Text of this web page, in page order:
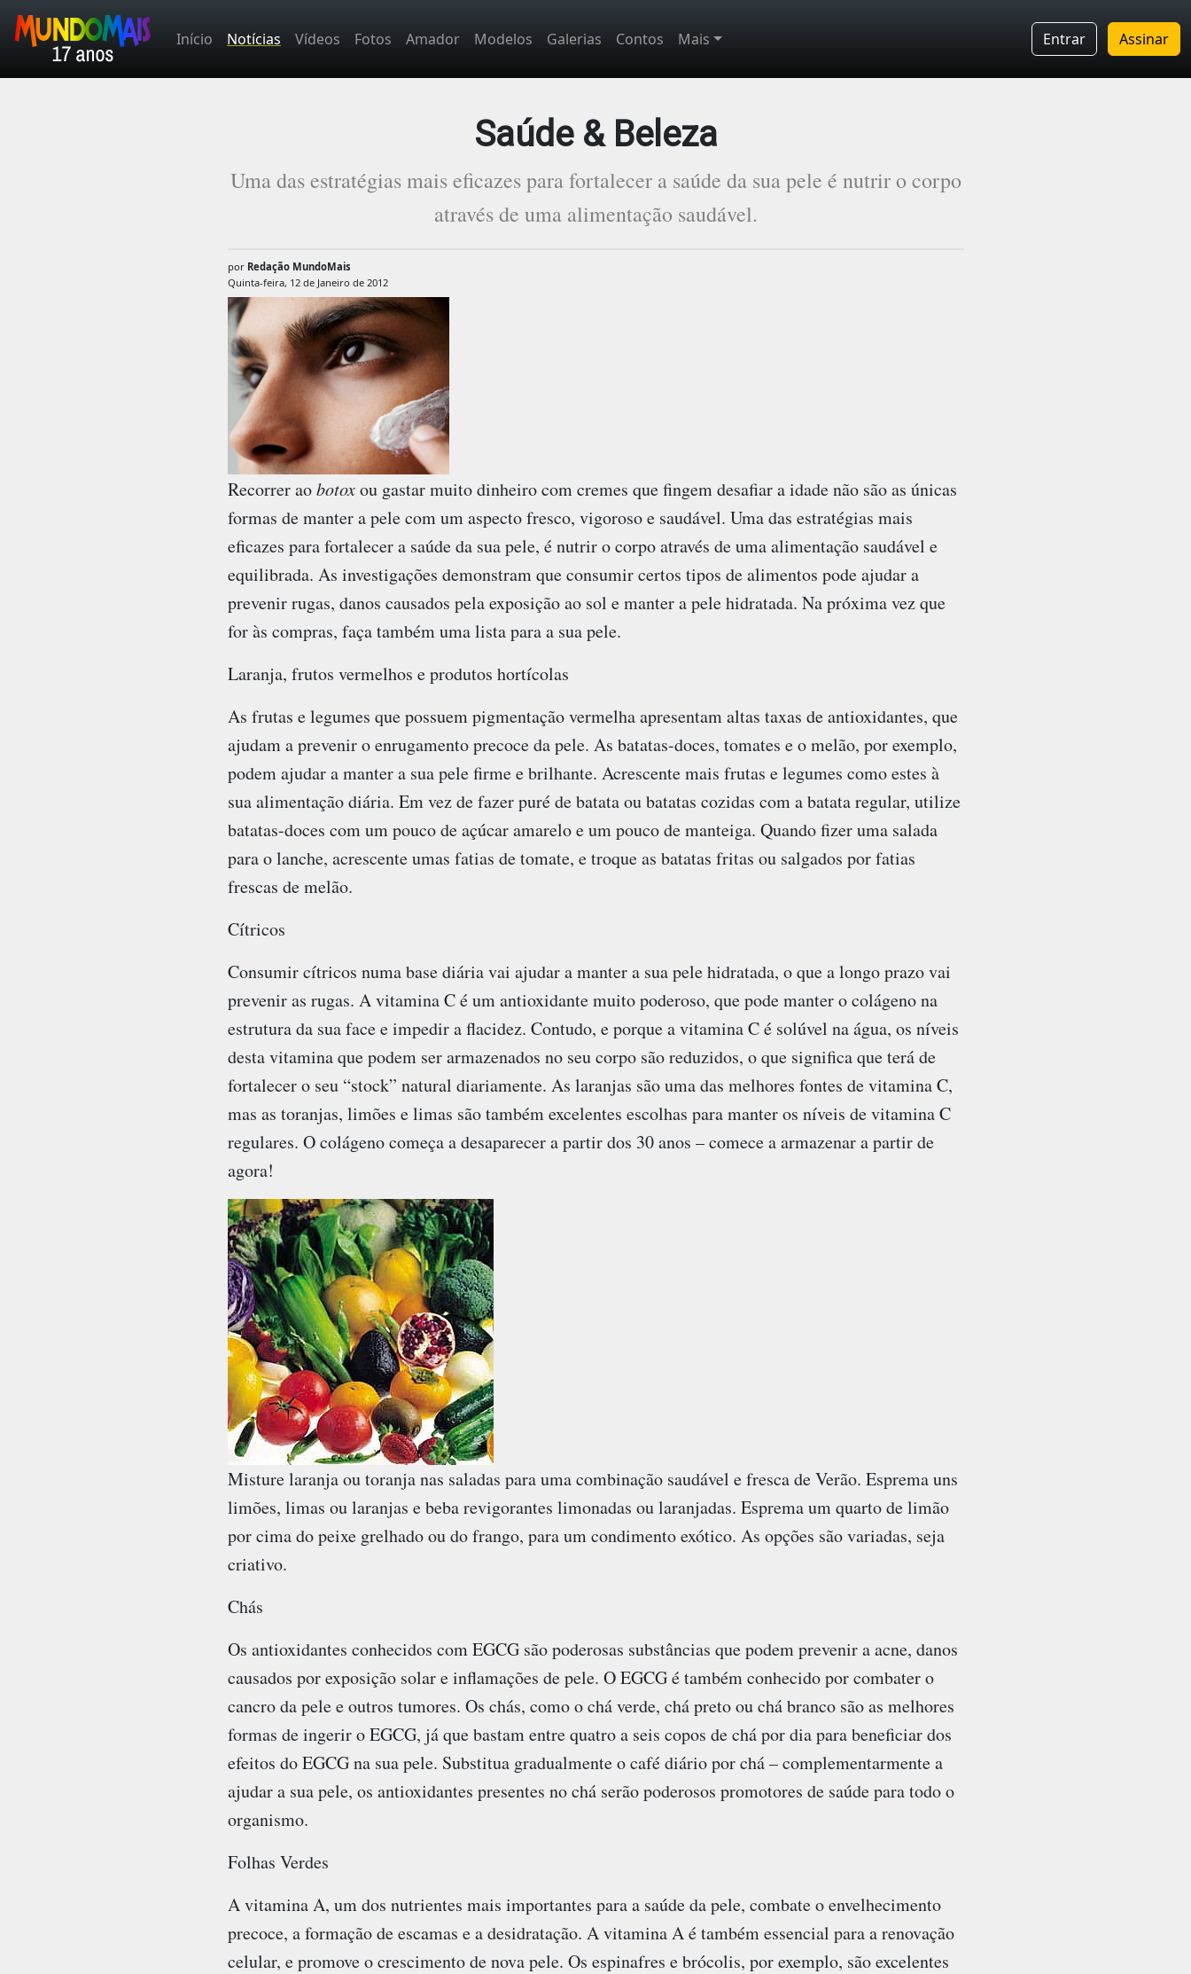
Início Notícias Vídeos Fotos Amador Modelos Galerias Contos Mais Entrar Assinar
Saúde & Beleza
Uma das estratégias mais eficazes para fortalecer a saúde da sua pele é nutrir o corpo
através de uma alimentação saudável.
por Redação MundoMais
Quinta-feira, 12 de Janeiro de 2012
Recorrer aobotoxou gastar muito dinheiro com cremes que fingem desafiar a idade não são as únicas
formas de manter a pele com um aspecto fresco, vigoroso e saudável. Uma das estratégias mais
eficazes para fortalecer a saúde da sua pele, é nutrir o corpo através de uma alimentação saudável e
equilibrada. As investigações demonstram que consumir certos tipos de alimentos pode ajudar a
prevenir rugas, danos causados pela exposição ao sol e manter a pele hidratada. Na próxima vez que
for às compras, faça também uma lista para a sua pele.
Laranja, frutos vermelhos e produtos hortícolas
As frutas e legumes que possuem pigmentação vermelha apresentam altas taxas de antioxidantes, que
ajudam a prevenir o enrugamento precoce da pele. As batatas-doces, tomates e o melão, por exemplo,
podem ajudar a manter a sua pele firme e brilhante. Acrescente mais frutas e legumes como estes à
sua alimentação diária. Em vez de fazer puré de batata ou batatas cozidas com a batata regular, utilize
batatas-doces com um pouco de açúcar amarelo e um pouco de manteiga. Quando fizer uma salada
para o lanche, acrescente umas fatias de tomate, e troque as batatas fritas ou salgados por fatias
frescas de melão.
Cítricos
Consumir cítricos numa base diária vai ajudar a manter a sua pele hidratada, o que a longo prazo vai
prevenir as rugas. A vitamina C é um antioxidante muito poderoso, que pode manter o colágeno na
estrutura da sua face e impedir a flacidez. Contudo, e porque a vitamina C é solúvel na água, os níveis
desta vitamina que podem ser armazenados no seu corpo são reduzidos, o que significa que terá de
fortalecer o seu “stock” natural diariamente. As laranjas são uma das melhores fontes de vitamina C,
mas as toranjas, limões e limas são também excelentes escolhas para manter os níveis de vitamina C
regulares. O colágeno começa a desaparecer a partir dos 30 anos – comece a armazenar a partir de
agora!
Misture laranja ou toranja nas saladas para uma combinação saudável e fresca de Verão. Esprema uns
limões, limas ou laranjas e beba revigorantes limonadas ou laranjadas. Esprema um quarto de limão
por cima do peixe grelhado ou do frango, para um condimento exótico. As opções são variadas, seja
criativo.
Chás
Os antioxidantes conhecidos com EGCG são poderosas substâncias que podem prevenir a acne, danos
causados por exposição solar e inflamações de pele. O EGCG é também conhecido por combater o
cancro da pele e outros tumores. Os chás, como o chá verde, chá preto ou chá branco são as melhores
formas de ingerir o EGCG, já que bastam entre quatro a seis copos de chá por dia para beneficiar dos
efeitos do EGCG na sua pele. Substitua gradualmente o café diário por chá – complementarmente a
ajudar a sua pele, os antioxidantes presentes no chá serão poderosos promotores de saúde para todo o
organismo.
Folhas Verdes
A vitamina A, um dos nutrientes mais importantes para a saúde da pele, combate o envelhecimento
precoce, a formação de escamas e a desidratação. A vitamina A é também essencial para a renovação
celular, e promove o crescimento de nova pele. Os espinafres e brócolis, por exemplo, são excelentes